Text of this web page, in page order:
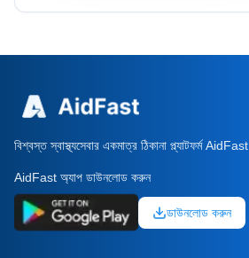
বিশ্বস্ত স্বাস্থ্যসেবার একমাত্র ঠিকানা প্ল্যাটফর্ম AidFast
AidFast অ্যাপ ডাউনলোড করুন
ডাউনলোড করুন